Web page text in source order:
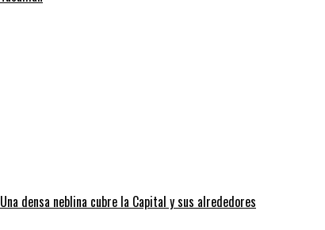
Una densa neblina cubre la Capital y sus alrededores